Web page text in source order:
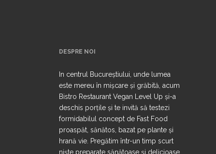
DESPRE NOI
In centrul Bucureștiului, unde lumea
este mereu în mișcare și grăbită, acum
Bistro Restaurant Vegan Level Up și-a
deschis porțile și te invită să testezi
formidabilul concept de Fast Food
proaspăt, sănătos, bazat pe plante și
hrană vie. Pregătim într-un timp scurt
niște preparate sănătoase și delicioase